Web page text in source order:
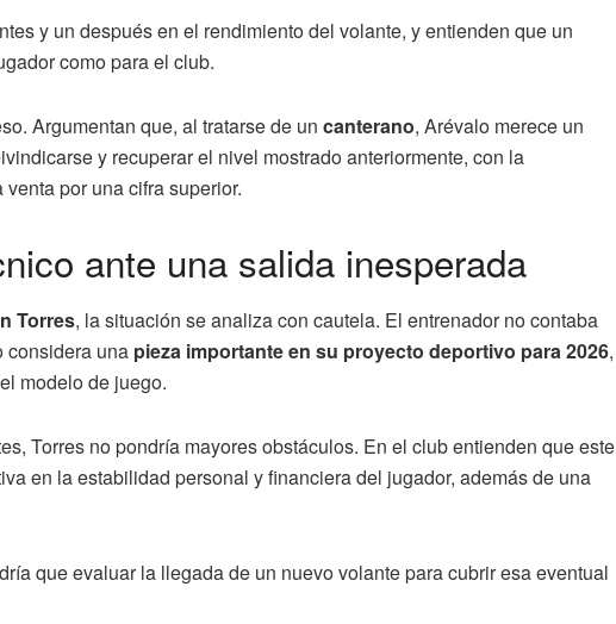
y un después en el rendimiento del volante, y entienden que un
como para el club.
Argumentan que, al tratarse de un canterano, Arévalo merece un
y recuperar el nivel mostrado anteriormente, con la
por una cifra superior.
ante una salida inesperada
Torres, la situación se analiza con cautela. El entrenador no contaba
considera una pieza importante en su proyecto deportivo para 2026,
modelo de juego.
Torres no pondría mayores obstáculos. En el club entienden que este
en la estabilidad personal y financiera del jugador, además de una
que evaluar la llegada de un nuevo volante para cubrir esa eventual